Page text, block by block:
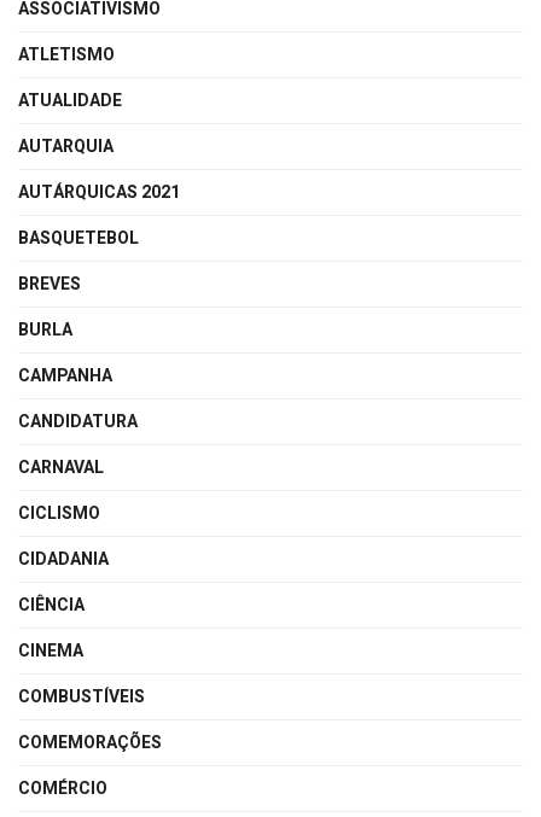
ASSOCIATIVISMO
ATLETISMO
ATUALIDADE
AUTARQUIA
AUTÁRQUICAS 2021
BASQUETEBOL
BREVES
BURLA
CAMPANHA
CANDIDATURA
CARNAVAL
CICLISMO
CIDADANIA
CIÊNCIA
CINEMA
COMBUSTÍVEIS
COMEMORAÇÕES
COMÉRCIO